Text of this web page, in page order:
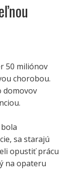
50 miliónov
chorobou.
domovov
sa starajú
opustiť prácu
na opateru